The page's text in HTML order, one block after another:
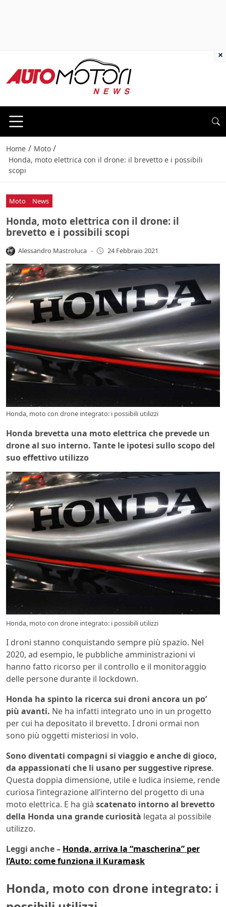
Home / Moto /
Honda, moto elettrica con il drone: il brevetto e i possibili
scopi
Moto News
Honda, moto elettrica con il drone: il
brevetto e i possibili scopi
Alessandro Mastroluca - 24 Febbraio 2021
Honda, moto con drone integrato: i possibili utilizzi
Honda brevetta una moto elettrica che prevede un
drone al suo interno. Tante le ipotesi sullo scopo del
suo effettivo utilizzo
Honda, moto con drone integrato: i possibili utilizzi
I droni stanno conquistando sempre più spazio. Nel
2020, ad esempio, le pubbliche amministrazioni vi
hanno fatto ricorso per il controllo e il monitoraggio
delle persone durante il lockdown.
Honda ha spinto la ricerca sui droni ancora un po’
più avanti. Ne ha infatti integrato uno in un progetto
per cui ha depositato il brevetto. I droni ormai non
sono più oggetti misteriosi in volo.
Sono diventati compagni si viaggio e anche di gioco,
da appassionati che li usano per suggestive riprese.
Questa doppia dimensione, utile e ludica insieme, rende
curiosa l’integrazione all’interno del progetto di una
moto elettrica. E ha già scatenato intorno al brevetto
della Honda una grande curiosità legata al possibile
utilizzo.
Leggi anche – Honda, arriva la “mascherina” per
l’Auto: come funziona il Kuramask
Honda, moto con drone integrato: i
×